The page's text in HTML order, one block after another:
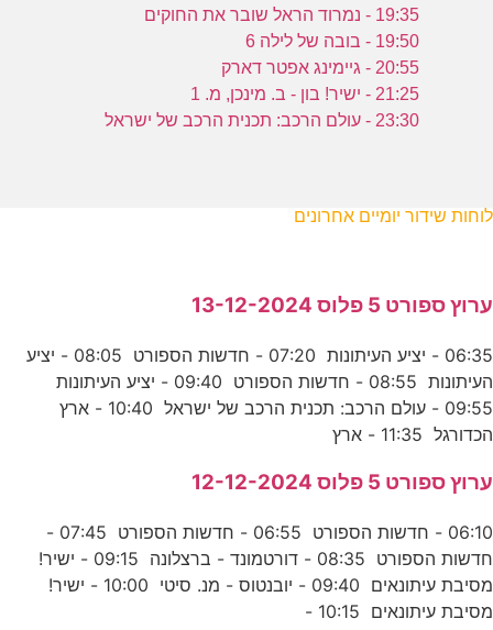
19:35 - נמרוד הראל שובר את החוקים
19:50 - בובה של לילה 6
20:55 - גיימינג אפטר דארק
21:25 - ישיר! בון - ב. מינכן, מ. 1
23:30 - עולם הרכב: תכנית הרכב של ישראל
לוחות שידור יומיים אחרונים
ערוץ ספורט 5 פלוס 13-12-2024
06:35 - יציע העיתונות 07:20 - חדשות הספורט 08:05 - יציע
העיתונות 08:55 - חדשות הספורט 09:40 - יציע העיתונות
09:55 - עולם הרכב: תכנית הרכב של ישראל 10:40 - ארץ
הכדורגל 11:35 - ארץ
ערוץ ספורט 5 פלוס 12-12-2024
06:10 - חדשות הספורט 06:55 - חדשות הספורט 07:45 -
חדשות הספורט 08:35 - דורטמונד - ברצלונה 09:15 - ישיר!
מסיבת עיתונאים 09:40 - יובנטוס - מנ. סיטי 10:00 - ישיר!
מסיבת עיתונאים 10:15 -